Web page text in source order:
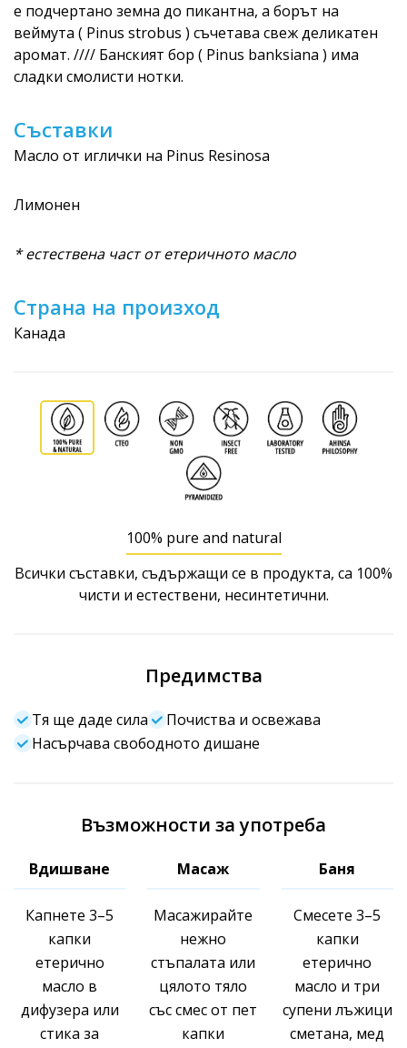
е подчертано земна до пикантна, а борът на
веймута ( Pinus strobus ) съчетава свеж деликатен
аромат. //// Банският бор ( Pinus banksiana ) има
сладки смолисти нотки.
Съставки
Масло от иглички на Pinus Resinosa
Лимонен
* естествена част от етеричното масло
Страна на произход
Канада
100% pure and natural
Всички съставки, съдържащи се в продукта, са 100%
чисти и естествени, несинтетични.
Предимства
Тя ще даде сила
Почиства и освежава
Насърчава свободното дишане
Възможности за употреба
Вдишване
Капнете 3–5
капки
етерично
масло в
дифузера или
стика за
Масаж
Масажирайте
нежно
стъпалата или
цялото тяло
със смес от пет
капки
Баня
Смесете 3–5
капки
етерично
масло и три
супени лъжици
сметана, мед